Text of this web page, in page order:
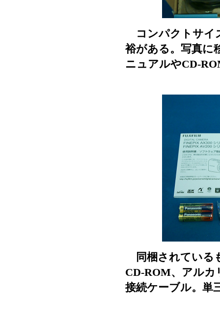
コンパクトサイ
裕がある。写真に
ニュアルやCD-
同梱されている
CD-ROM、アルカ
接続ケーブル。単